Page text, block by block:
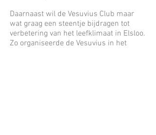
Daarnaast wil de Vesuvius Club maar
wat graag een steentje bijdragen tot
verbetering van het leefklimaat in Elsloo.
Zo organiseerde de Vesuvius in het